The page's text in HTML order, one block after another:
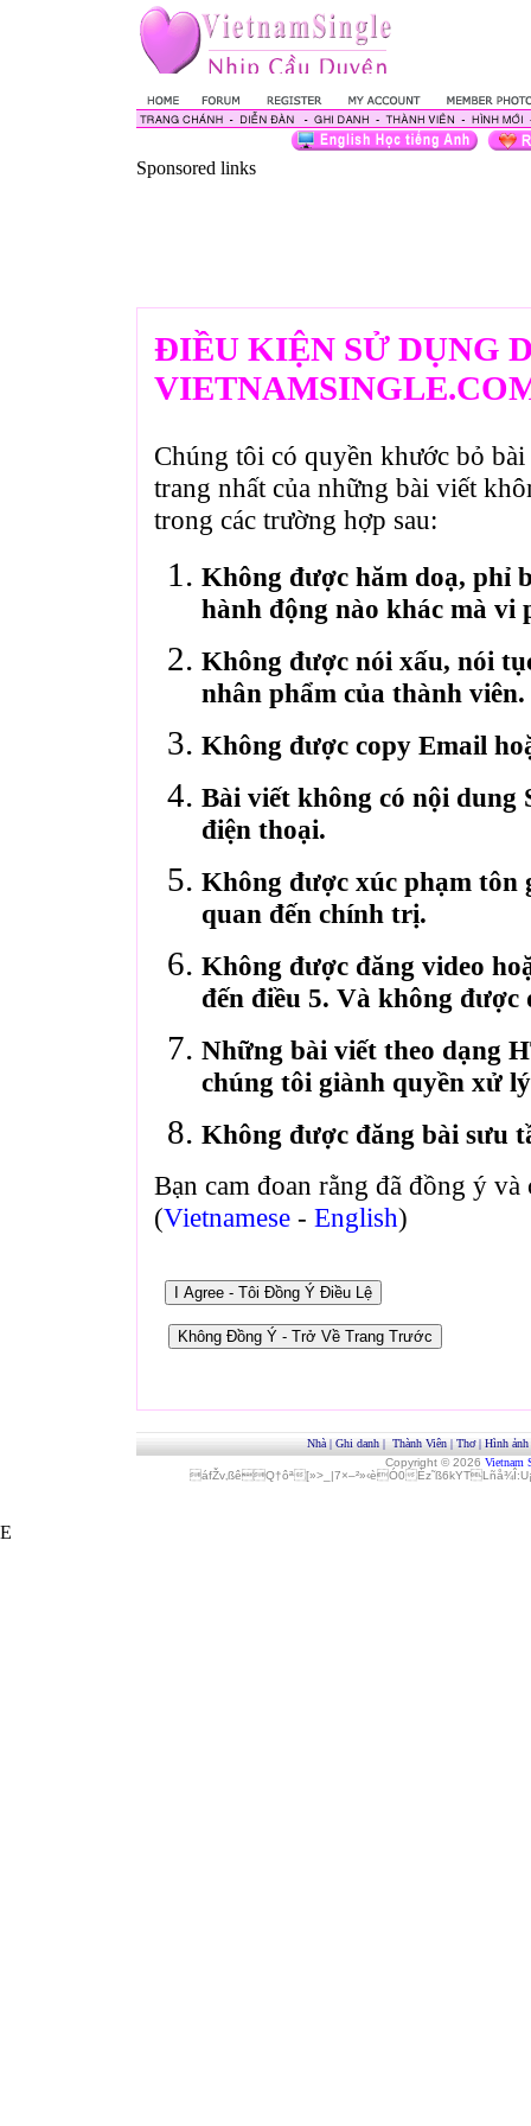
Sponsored links
ĐIỀU KIỆN SỬ DỤNG
Chúng tôi có quyền khước bỏ
trang nhất của những bài viết
trong các trường hợp sau:
Không được hăm doạ, phỉ
hành động nào khác mà vi
Không được nói xấu, nói
nhân phẩm của thành viên.
Không được copy Email
Bài viết không có nội dung
điện thoại.
Không được xúc phạm tôn
quan đến chính trị.
Không được đăng video
đến điều 5. Và không
Những bài viết theo dạng
chúng tôi giành quyền xử
Không được đăng bài sưu
Bạn cam đoan rằng đã đồng ý
(Vietnamese - English)
Nhà | Ghi danh | Thành Viên | Thơ| Hình ảnh
Copyright © 2026 Vietnam
áfŽv‚ßêQ†ôª[»>_|7×–²»‹èÓ0
E